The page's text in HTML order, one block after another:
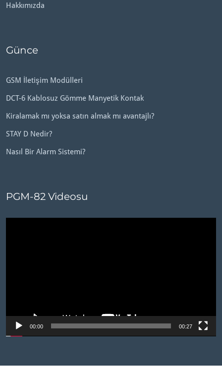
Hakkımızda
Günce
GSM İletişim Modülleri
DCT-6 Kablosuz Gömme Manyetik Kontak
Kiralamak mı yoksa satın almak mı avantajlı?
STAY D Nedir?
Nasıl Bir Alarm Sistemi?
PGM-82 Videosu
00:00 00:27